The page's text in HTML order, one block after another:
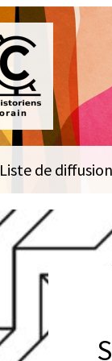
Liste de diffusion